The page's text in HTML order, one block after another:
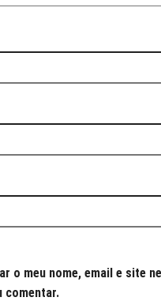
o meu nome, email e site
comentar.